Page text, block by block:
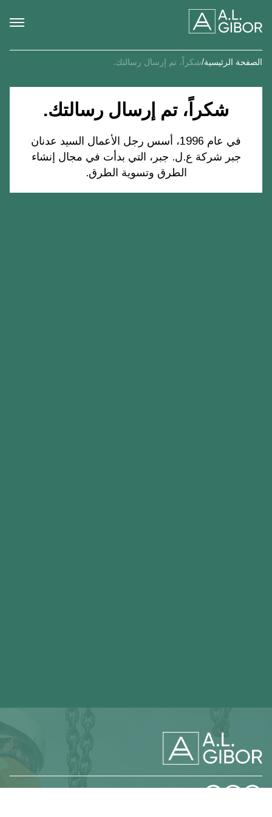
الصفحة الرئيسية/شكراً، تم إرسال رسالتك.
شكراً، تم إرسال رسالتك.
في عام 1996، أسس رجل الأعمال السيد عدنان
جبر شركة ع.ل. جبر، التي بدأت في مجال إنشاء
الطرق وتسوية الطرق.